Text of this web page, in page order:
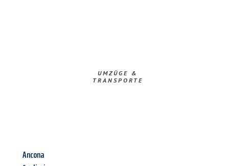
UMZÜGE &
TRANSPORTE
Ancona